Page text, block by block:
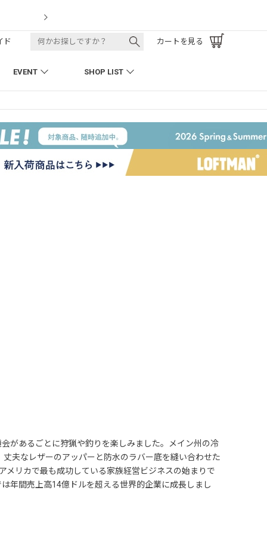
EVENT SHOP LIST
ド カートを見る
があるごとに狩猟や釣りを楽しみました。メイン州の冷
夫なレザーのアッパーと防水のラバー底を縫い合わせた
メリカで最も成功している家族経営ビジネスの始まりで
年間売上高14億ドルを超える世界的企業に成長しまし